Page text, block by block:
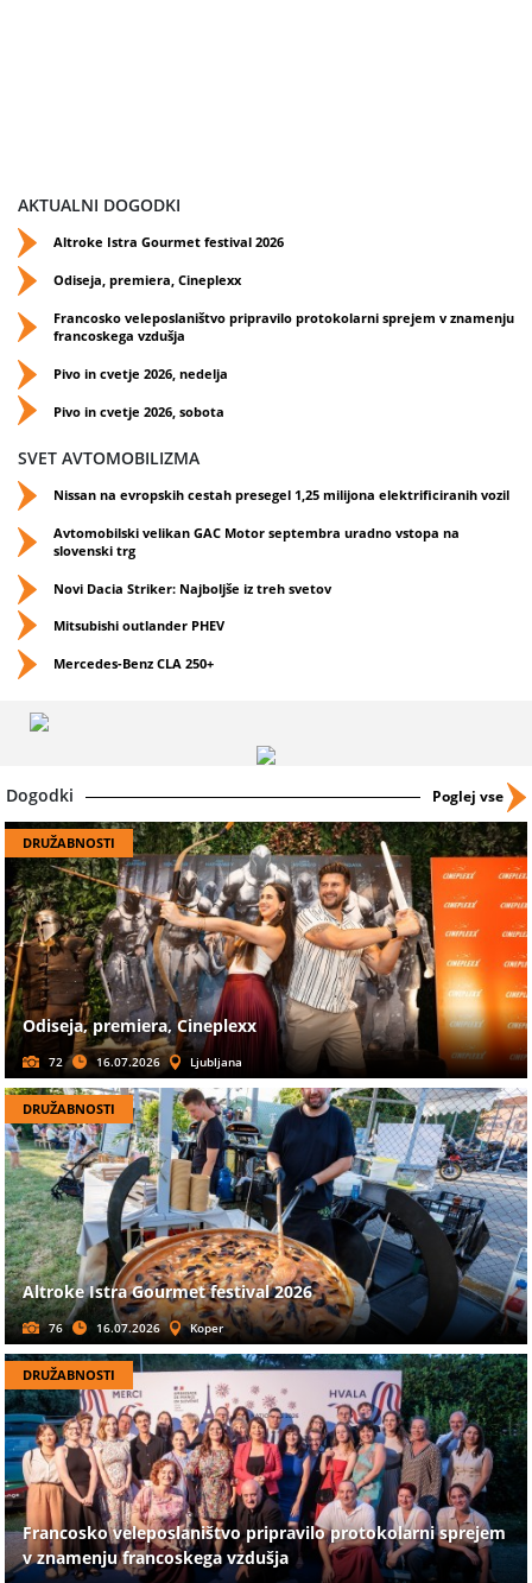
AKTUALNI DOGODKI
Altroke Istra Gourmet festival 2026
Odiseja, premiera, Cineplexx
Francosko veleposlaništvo pripravilo protokolarni sprejem v znamenju
francoskega vzdušja
Pivo in cvetje 2026, nedelja
Pivo in cvetje 2026, sobota
SVET AVTOMOBILIZMA
Nissan na evropskih cestah presegel 1,25 milijona elektrificiranih vozil
Avtomobilski velikan GAC Motor septembra uradno vstopa na
slovenski trg
Novi Dacia Striker: Najboljše iz treh svetov
Mitsubishi outlander PHEV
Mercedes-Benz CLA 250+
Dogodki Poglej vse
DRUŽABNOSTI
Odiseja, premiera, Cineplexx
72 16.07.2026 Ljubljana
DRUŽABNOSTI
Altroke Istra Gourmet festival 2026
76 16.07.2026 Koper
DRUŽABNOSTI
Francosko veleposlaništvo pripravilo protokolarni sprejem
v znamenju francoskega vzdušja